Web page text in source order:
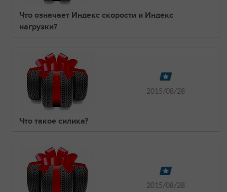
Что означает Индекс скорости и Индекс
нагрузки?
2015/08/28
Что такое силика?
2015/08/28